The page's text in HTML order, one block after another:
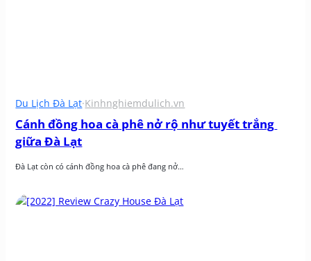
Du Lịch Đà Lạt·Kinhnghiemdulich.vn
Cánh đồng hoa cà phê nở rộ như tuyết trắng
giữa Đà Lạt
Đà Lạt còn có cánh đồng hoa cà phê đang nở…